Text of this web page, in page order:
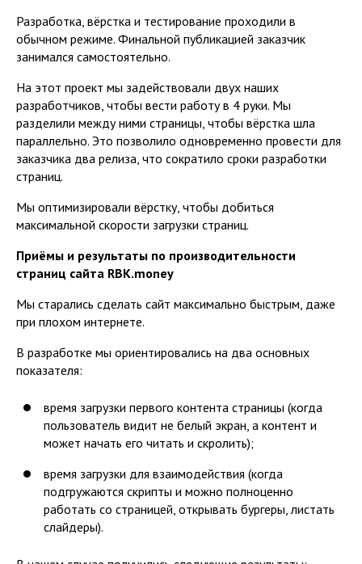
Разработка, вёрстка и тестирование проходили в
обычном режиме. Финальной публикацией заказчик
занимался самостоятельно.
На этот проект мы задействовали двух наших
разработчиков, чтобы вести работу в 4 руки. Мы
разделили между ними страницы, чтобы вёрстка шла
параллельно. Это позволило одновременно провести для
заказчика два релиза, что сократило сроки разработки
страниц.
Мы оптимизировали вёрстку, чтобы добиться
максимальной скорости загрузки страниц.
Приёмы и результаты по производительности
страниц сайта RBK.money
Мы старались сделать сайт максимально быстрым, даже
при плохом интернете.
В разработке мы ориентировались на два основных
показателя:
время загрузки первого контента страницы (когда
пользователь видит не белый экран, а контент и
может начать его читать и скролить);
время загрузки для взаимодействия (когда
подгружаются скрипты и можно полноценно
работать со страницей, открывать бургеры, листать
слайдеры).